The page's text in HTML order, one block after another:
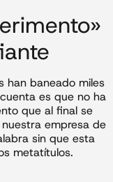
han baneado miles
es que no ha
que al final se
empresa de
sin que esta
metatítulos.